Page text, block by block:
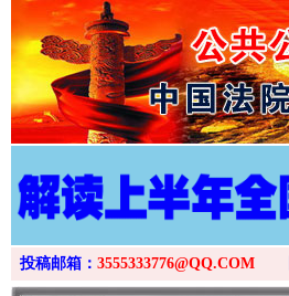
投稿邮箱： 3555333776@QQ.COM